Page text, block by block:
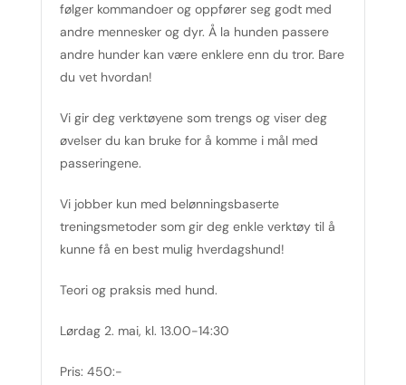
følger kommandoer og oppfører seg godt med
andre mennesker og dyr. Å la hunden passere
andre hunder kan være enklere enn du tror. Bare
du vet hvordan!
Vi gir deg verktøyene som trengs og viser deg
øvelser du kan bruke for å komme i mål med
passeringene.
Vi jobber kun med belønningsbaserte
treningsmetoder som gir deg enkle verktøy til å
kunne få en best mulig hverdagshund!
Teori og praksis med hund.
Lørdag 2. mai, kl. 13.00-14:30
Pris: 450:-